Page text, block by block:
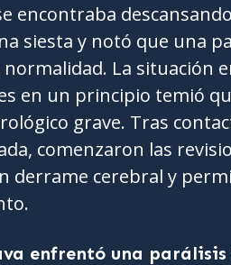
encontraba
siesta y notó que una
La situación
en un principio temió
grave. Tras
comenzaron las
derrame cerebral y
enfrentó una